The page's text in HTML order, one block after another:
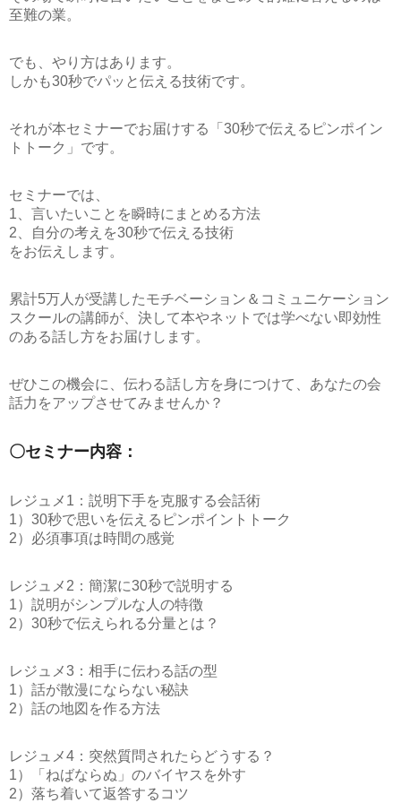
至難の業。
でも、やり方はあります。
しかも30秒でパッと伝える技術です。
それが本セミナーでお届けする
「30秒で伝えるピンポイン
トトーク」 です。
セミナーでは、
1、言いたいことを瞬時にまとめる方法
2、自分の考えを30秒で伝える技術
をお伝えします。
累計5万人が受講したモチベーション＆コミュニケーション
スクールの講師が、決して本やネットでは学べない即効性
のある話し方をお届けします。
ぜひこの機会に、伝わる話し方を身につけて、あなたの会
話力をアップさせてみませんか？
〇セミナー内容：
レジュメ1：説明下手を克服する会話術
1）30秒で思いを伝えるピンポイントトーク
2）必須事項は時間の感覚
レジュメ2：簡潔に30秒で説明する
1）説明がシンプルな人の特徴
2）30秒で伝えられる分量とは？
レジュメ3：相手に伝わる話の型
1）話が散漫にならない秘訣
2）話の地図を作る方法
レジュメ4：突然質問されたらどうする？
1）「ねばならぬ」のバイヤスを外す
2）落ち着いて返答するコツ